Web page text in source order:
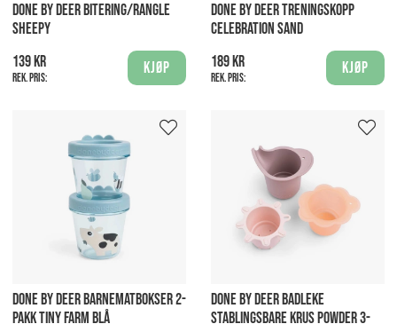
DONE BY DEER BITERING/RANGLE
SHEEPY
139 kr
Rek. pris:
Kjøp
DONE BY DEER TRENINGSKOPP
CELEBRATION SAND
189 kr
Rek. pris:
Kjøp
DONE BY DEER BARNEMATBOKSER 2-
PAKK TINY FARM BLÅ
DONE BY DEER BADLEKE
STABLINGSBARE KRUS POWDER 3-